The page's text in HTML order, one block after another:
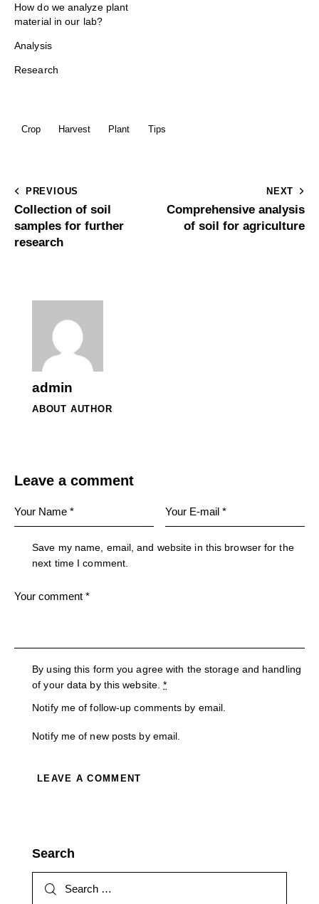
How do we analyze plant
material in our lab?
Analysis
Research
Crop Harvest Plant Tips
PREVIOUS
Collection of soil
samples for further
research
NEXT
Comprehensive analysis
of soil for agriculture
admin
ABOUT AUTHOR
Leave a comment
Save my name, email, and website in this browser for the
next time I comment.
By using this form you agree with the storage and handling
of your data by this website.*
Notify me of follow-up comments by email.
Notify me of new posts by email.
Search